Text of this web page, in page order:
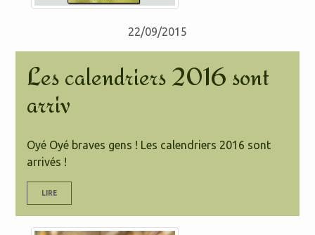
22/09/2015
Les calendriers 2016 sont
arriv
Oyé Oyé braves gens ! Les calendriers 2016 sont
arrivés !
LIRE